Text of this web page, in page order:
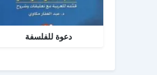
دعوة للفلسفة